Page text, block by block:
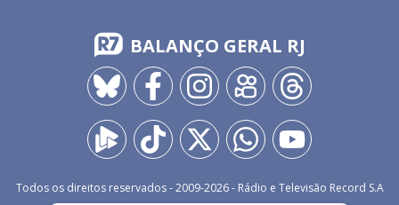
BALANÇO GERAL RJ
Todos os direitos reservados - 2009-2026- Rádio e Televisão Record S.A